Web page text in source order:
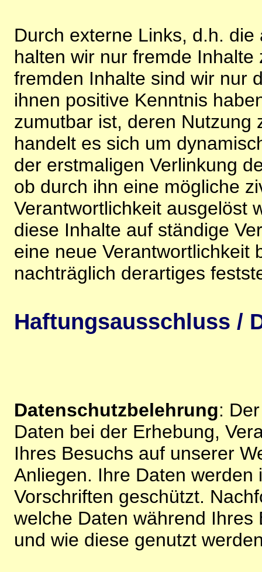
Durch externe Links, d.h.
halten wir nur fremde
fremden Inhalte sind wir nur
ihnen positive Kenntnis
zumutbar ist, deren Nutzung
handelt es sich um
der erstmaligen Verlinkung
ob durch ihn eine mögliche
Verantwortlichkeit ausgelöst
diese Inhalte auf ständige
eine neue Verantwortlichkeit
nachträglich derartiges
Haftungsausschluss /
Datenschutzbelehrung:
Daten bei der Erhebung,
Ihres Besuchs auf unserer
Anliegen. Ihre Daten
Vorschriften geschützt.
welche Daten während
und wie diese genutzt